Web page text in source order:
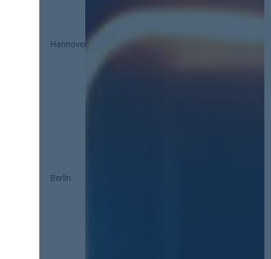
Hannover
Berlin